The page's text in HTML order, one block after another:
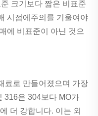
크기보다 짧은 비표준
시점에주의를 기울여야
에 비표준이 아닌 것으
료로 만들어졌으며 가장
316은 304보다 MO가
더 강합니다. 이는 외